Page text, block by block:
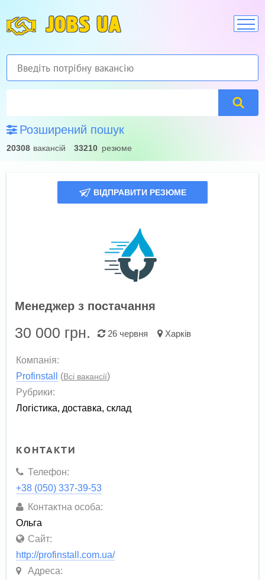
JOBS UA
Розширений пошук
20308 вакансій 33210 резюме
ВІДПРАВИТИ РЕЗЮМЕ
Менеджер з постачання
30 000 грн. 26 червня Харків
Компанія:
Profinstall
(Всі вакансії)
Рубрики:
Логістика, доставка, склад
КОНТАКТИ
Телефон:
+38 (050) 337-39-53
Контактна особа:
Ольга
Сайт:
http://profinstall.com.ua/
Адреса: